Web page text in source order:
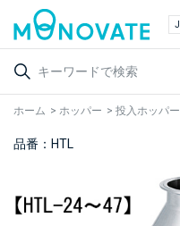
ホーム > ホッパー > 投入ホッパー
品番：HTL